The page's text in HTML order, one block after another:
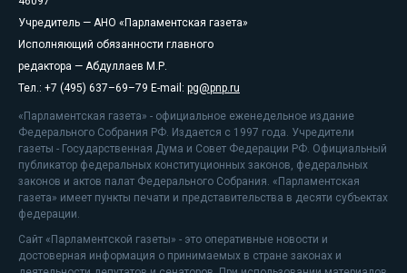
Учредитель — АНО «Парламентская газета»
Исполняющий обязанности главного
редактора — Абдуллаев М.Р.
Тел.: +7 (495) 637–69–79 E-mail: pg@pnp.ru
«Парламентская газета» - официальное еженедельное издание
Федерального Собрания РФ. Издается с 1997 года. Учредители
газеты - Государственная Дума и Совет Федерации РФ. Официальный
публикатор федеральных конституционных законов, федеральных
законов и актов палат Федерального Собрания. «Парламентская
газета» имеет пункты печати и представительства в десяти субъектах
федерации.
Сайт «Парламентской газеты» - это оперативные новости и
достоверная информация о принимаемых в стране законах и